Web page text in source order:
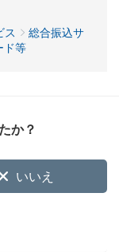
ス
総合振込サ
ド等
か？
いいえ